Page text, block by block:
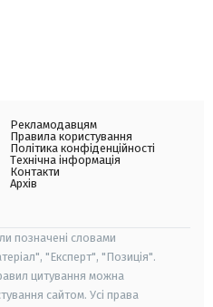
Рекламодавцям
Правила користування
Політика конфіденційності
Технічна інформація
Контакти
Архів
позначені словами
"Експерт", "Позиція".
цитування можна
сайтом. Усі права